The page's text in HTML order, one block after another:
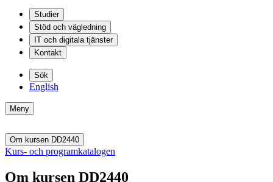
Studier
Stöd och vägledning
IT och digitala tjänster
Kontakt
Sök
English
Meny
Om kursen DD2440
Kurs- och programkatalogen
Om kursen DD2440